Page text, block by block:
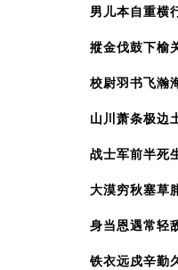
男儿本自重横
摐金伐鼓下榆
校尉羽书飞瀚
山川萧条极边
战士军前半死
大漠穷秋塞草
身当恩遇常轻
铁衣远戍辛勤